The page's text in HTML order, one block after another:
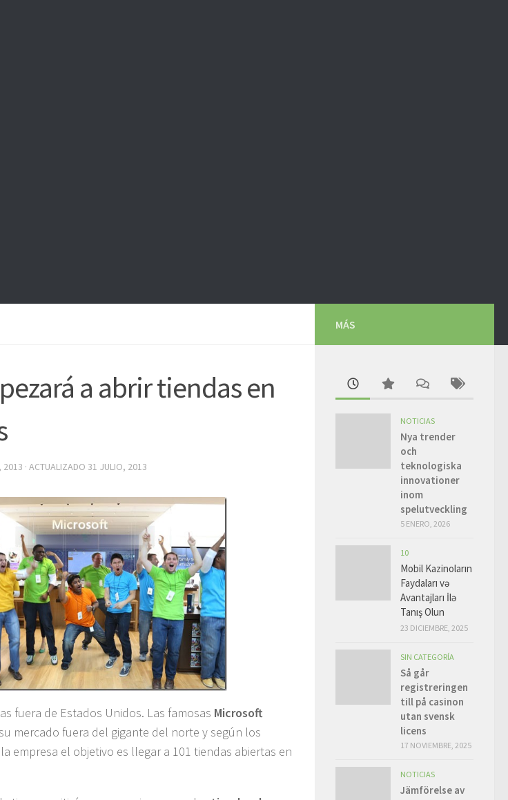
a abrir tiendas en
2013 · ACTUALIZADO 31 JULIO, 2013
fuera de Estados Unidos. Las famosas Microsoft
mercado fuera del gigante del norte y según los
empresa el objetivo es llegar a 101 tiendas abiertas en
MÁS
NOTICIAS
Nya trender
och
teknologiska
innovationer
inom
spelutveckling
5 ENERO, 2026
10
Mobil Kazinoların
Faydaları və
Avantajları İlə
Tanış Olun
23 DICIEMBRE, 2025
SIN CATEGORÍA
Så går
registreringen
till på casinon
utan svensk
licens
17 NOVIEMBRE, 2025
NOTICIAS
Jämförelse av